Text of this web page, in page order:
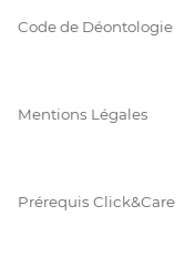
Code de Déontologie
Mentions Légales
Prérequis Click&Care